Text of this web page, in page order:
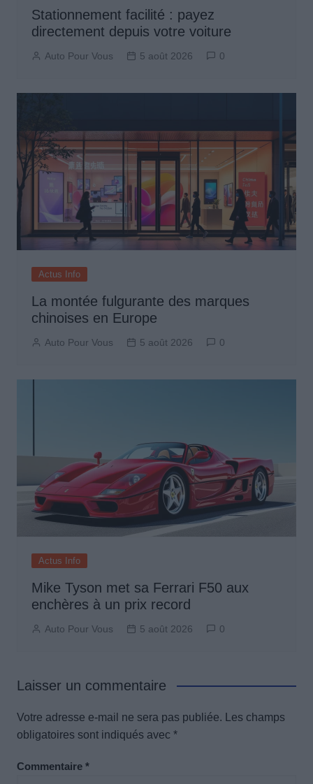
Stationnement facilité : payez
directement depuis votre voiture
Auto Pour Vous 5 août 2026 0
Actus Info
La montée fulgurante des marques
chinoises en Europe
Auto Pour Vous 5 août 2026 0
Actus Info
Mike Tyson met sa Ferrari F50 aux
enchères à un prix record
Auto Pour Vous 5 août 2026 0
Laisser un commentaire
Votre adresse e-mail ne sera pas publiée.
Les champs
obligatoires sont indiqués avec *
Commentaire *